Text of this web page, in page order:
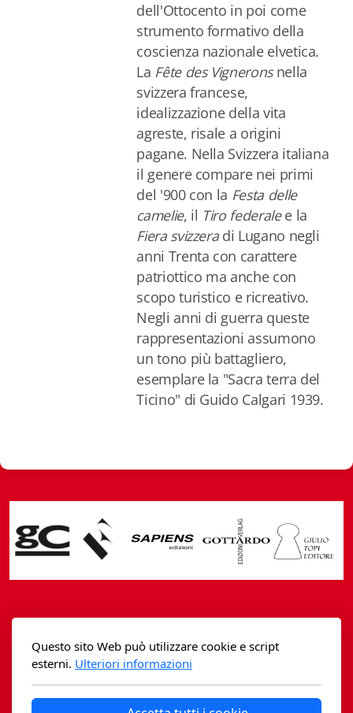
dell'Ottocento in poi come
strumento formativo della
coscienza nazionale elvetica.
La Fête des Vigneronsnella
svizzera francese,
idealizzazione della vita
agreste, risale a origini
pagane. Nella Svizzera italiana
il genere compare nei primi
del '900 con la Festa delle
camelie, il Tiro federalee la
Fiera svizzera di Lugano negli
anni Trenta con carattere
patriottico ma anche con
scopo turistico e ricreativo.
Negli anni di guerra queste
rappresentazioni assumono
un tono più battagliero,
esemplare la "Sacra terra del
Ticino" di Guido Calgari 1939.
Casagrande Fidia Sapiens
editori associati sa
Via B. Lambertenghi 5 - 6900 Lugano
Questo sito Web può utilizzare cookie e script
esterni. Ulteriori informazioni